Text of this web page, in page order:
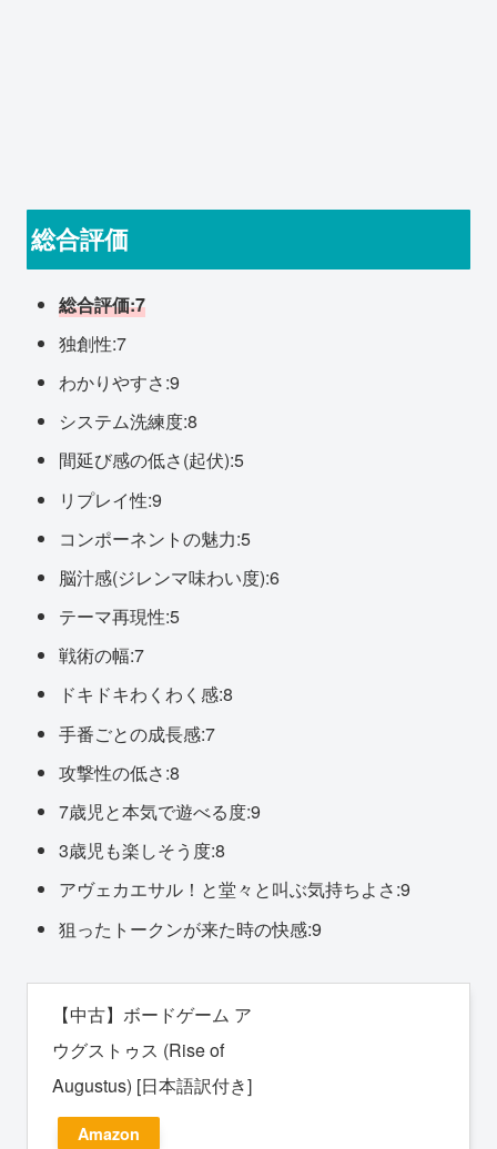
総合評価
総合評価:7
独創性:7
わかりやすさ:9
システム洗練度:8
間延び感の低さ(起伏):5
リプレイ性:9
コンポーネントの魅力:5
脳汁感(ジレンマ味わい度):6
テーマ再現性:5
戦術の幅:7
ドキドキわくわく感:8
手番ごとの成長感:7
攻撃性の低さ:8
7歳児と本気で遊べる度:9
3歳児も楽しそう度:8
アヴェカエサル！と堂々と叫ぶ気持ちよさ:9
狙ったトークンが来た時の快感:9
【中古】ボードゲーム ア
ウグストゥス (Rise of
Augustus) [日本語訳付き]
Amazon